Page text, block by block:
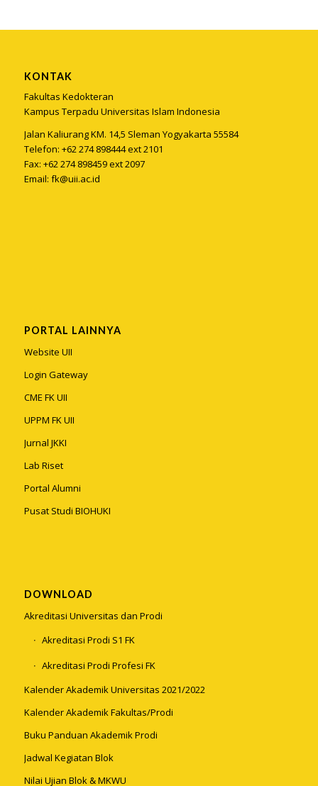
KONTAK
Fakultas Kedokteran
Kampus Terpadu Universitas Islam Indonesia
Jalan Kaliurang KM. 14,5 Sleman Yogyakarta 55584
Telefon: +62 274 898444 ext 2101
Fax: +62 274 898459 ext 2097
Email: fk@uii.ac.id
PORTAL LAINNYA
Website UII
Login Gateway
CME FK UII
UPPM FK UII
Jurnal JKKI
Lab Riset
Portal Alumni
Pusat Studi BIOHUKI
DOWNLOAD
Akreditasi Universitas dan Prodi
Akreditasi Prodi S1 FK
Akreditasi Prodi Profesi FK
Kalender Akademik Universitas 2021/2022
Kalender Akademik Fakultas/Prodi
Buku Panduan Akademik Prodi
Jadwal Kegiatan Blok
Nilai Ujian Blok & MKWU